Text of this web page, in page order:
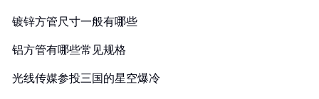
镀锌方管尺寸一般有哪些
铝方管有哪些常见规格
光线传媒参投三国的星空爆冷